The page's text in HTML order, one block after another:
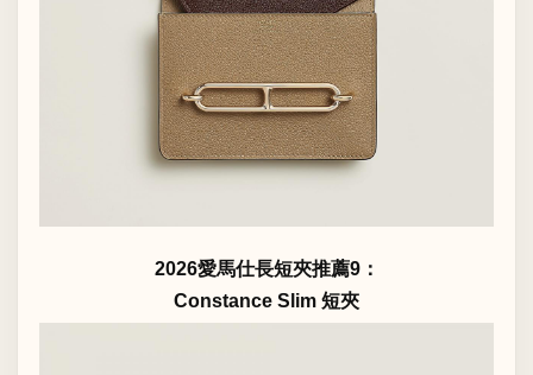
2026愛馬仕長短夾推薦9：
Constance Slim 短夾